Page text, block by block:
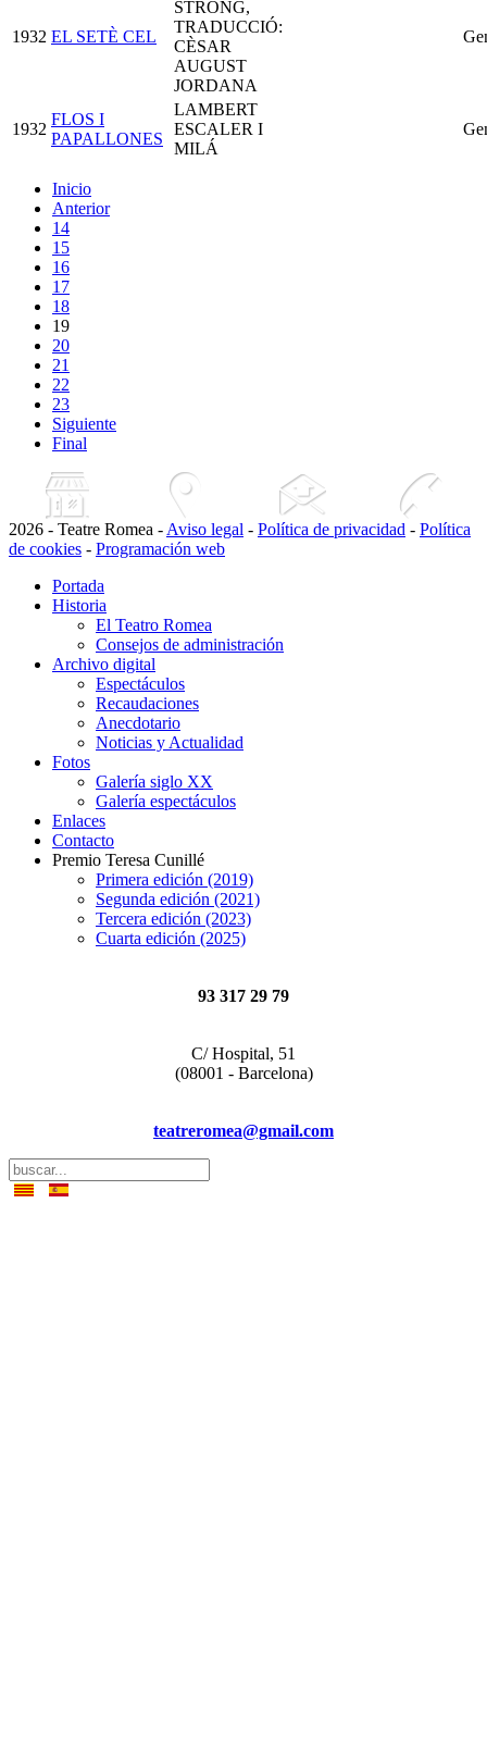
1932 EL SETÈ CEL
STRONG,
TRADUCCIÓ:
CÈSAR
AUGUST
JORDANA
1932
FLOS I
PAPALLONES
LAMBERT
ESCALER I
MILÁ
Inicio
Anterior
14
15
16
17
18
19
20
21
22
23
Siguiente
Final
2026 - Teatre Romea - Aviso legal - Política de privacidad - Política
de cookies - Programación web
Portada
Historia
El Teatro Romea
Consejos de administración
Archivo digital
Espectáculos
Recaudaciones
Anecdotario
Noticias y Actualidad
Fotos
Galería siglo XX
Galería espectáculos
Enlaces
Contacto
Premio Teresa Cunillé
Primera edición (2019)
Segunda edición (2021)
Tercera edición (2023)
Cuarta edición (2025)
93 317 29 79
C/ Hospital, 51
(08001 - Barcelona)
teatreromea@gmail.com